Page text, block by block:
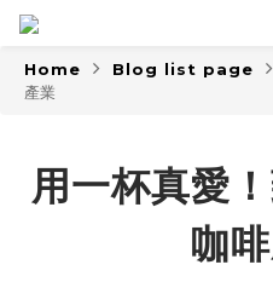
Home Blog list page
產業
用一杯真愛
咖